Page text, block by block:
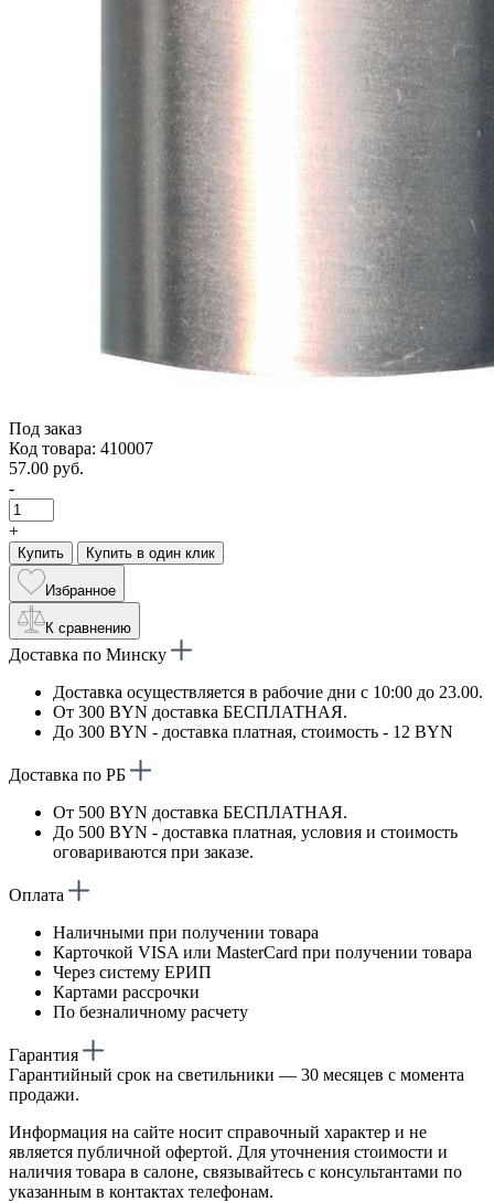
Под заказ
Код товара: 410007
57.00 руб.
-
+
Купить Купить в один клик
Избранное
К сравнению
Доставка по Минску
Доставка осуществляется в рабочие дни с 10:00 до 23.00.
От 300 BYN доставка БЕСПЛАТНАЯ.
До 300 BYN - доставка платная, стоимость - 12 BYN
Доставка по РБ
От 500 BYN доставка БЕСПЛАТНАЯ.
До 500 BYN - доставка платная, условия и стоимость
оговариваются при заказе.
Оплата
Наличными при получении товара
Карточкой VISA или MasterCard при получении товара
Через систему ЕРИП
Картами рассрочки
По безналичному расчету
Гарантия
Гарантийный срок на светильники — 30 месяцев с момента
продажи.
Информация на сайте носит справочный характер и не
является публичной офертой. Для уточнения стоимости и
наличия товара в салоне, связывайтесь с консультантами по
указанным в контактах телефонам.